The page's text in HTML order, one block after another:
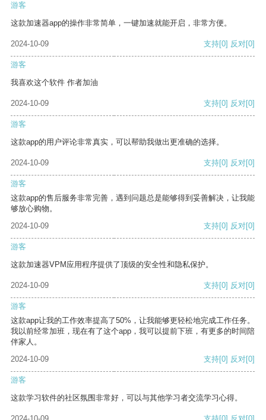
游客
这款加速器app的操作非常简单，一键加速就能开启，非常方便。
2024-10-09 支持[0] 反对[0]
游客
我喜欢这个软件 作者加油
2024-10-09 支持[0] 反对[0]
游客
这款app的用户评论非常真实，可以帮助我做出更准确的选择。
2024-10-09 支持[0] 反对[0]
游客
这款app的售后服务非常完善，遇到问题总是能够得到妥善解决，让我能
够放心购物。
2024-10-09
支持[0] 反对[0]
游客
这款加速器VPM应用程序提供了顶级的安全性和隐私保护。
2024-10-09 支持[0] 反对[0]
游客
这款app让我的工作效率提高了50%，让我能够更轻松地完成工作任务。
我以前经常加班，现在有了这个app，我可以提前下班，有更多的时间陪
伴家人。
2024-10-09
支持[0] 反对[0]
游客
这款学习软件的社区氛围非常好，可以与其他学习者交流学习心得。